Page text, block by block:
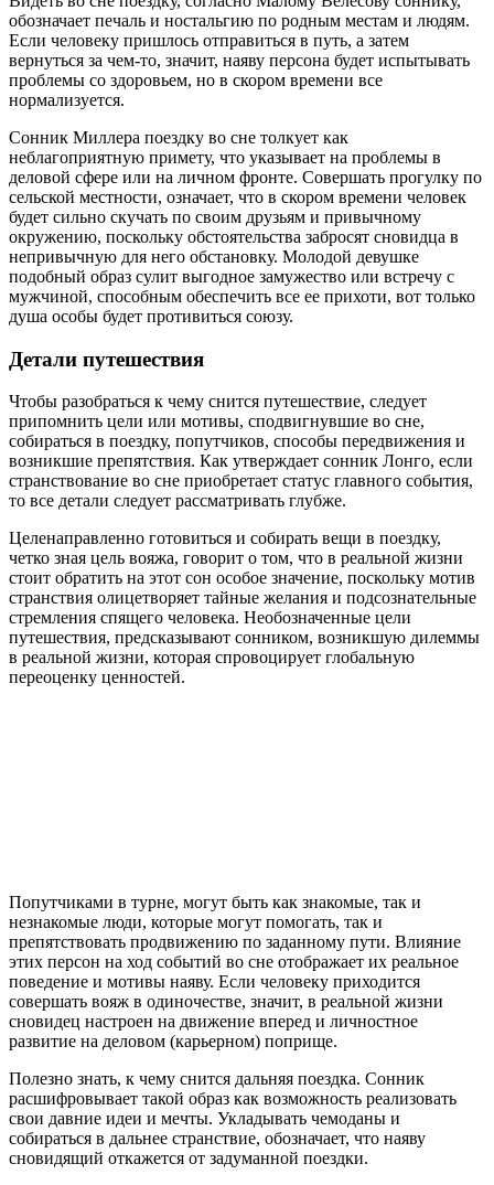
обозначает печаль и ностальгию по родным местам и людям.
Если человеку пришлось отправиться в путь, а затем
вернуться за чем-то, значит, наяву персона будет испытывать
проблемы со здоровьем, но в скором времени все
нормализуется.
Сонник Миллера поездку во сне толкует как
неблагоприятную примету, что указывает на проблемы в
деловой сфере или на личном фронте. Совершать прогулку по
сельской местности, означает, что в скором времени человек
будет сильно скучать по своим друзьям и привычному
окружению, поскольку обстоятельства забросят сновидца в
непривычную для него обстановку. Молодой девушке
подобный образ сулит выгодное замужество или встречу с
мужчиной, способным обеспечить все ее прихоти, вот только
душа особы будет противиться союзу.
Детали путешествия
Чтобы разобраться к чему снится путешествие, следует
припомнить цели или мотивы, сподвигнувшие во сне,
собираться в поездку, попутчиков, способы передвижения и
возникшие препятствия. Как утверждает сонник Лонго, если
странствование во сне приобретает статус главного события,
то все детали следует рассматривать глубже.
Целенаправленно готовиться и собирать вещи в поездку,
четко зная цель вояжа, говорит о том, что в реальной жизни
стоит обратить на этот сон особое значение, поскольку мотив
странствия олицетворяет тайные желания и подсознательные
стремления спящего человека. Необозначенные цели
путешествия, предсказывают сонником, возникшую дилеммы
в реальной жизни, которая спровоцирует глобальную
переоценку ценностей.
Попутчиками в турне, могут быть как знакомые, так и
незнакомые люди, которые могут помогать, так и
препятствовать продвижению по заданному пути. Влияние
этих персон на ход событий во сне отображает их реальное
поведение и мотивы наяву. Если человеку приходится
совершать вояж в одиночестве, значит, в реальной жизни
сновидец настроен на движение вперед и личностное
развитие на деловом (карьерном) поприще.
Полезно знать, к чему снится дальняя поездка. Сонник
расшифровывает такой образ как возможность реализовать
свои давние идеи и мечты. Укладывать чемоданы и
собираться в дальнее странствие, обозначает, что наяву
сновидящий откажется от задуманной поездки.